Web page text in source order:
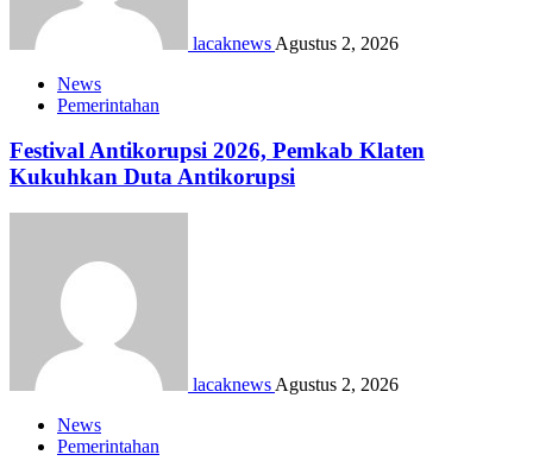
lacaknews Agustus 2, 2026
News
Pemerintahan
Festival Antikorupsi 2026, Pemkab Klaten
Kukuhkan Duta Antikorupsi
lacaknews Agustus 2, 2026
News
Pemerintahan